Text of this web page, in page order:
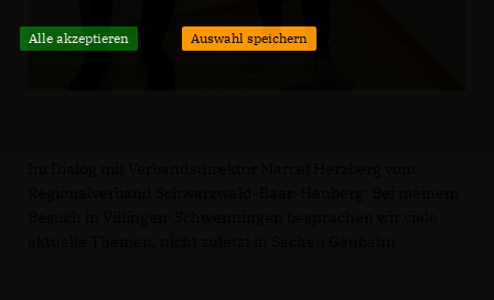
Alle akzeptieren Auswahl speichern